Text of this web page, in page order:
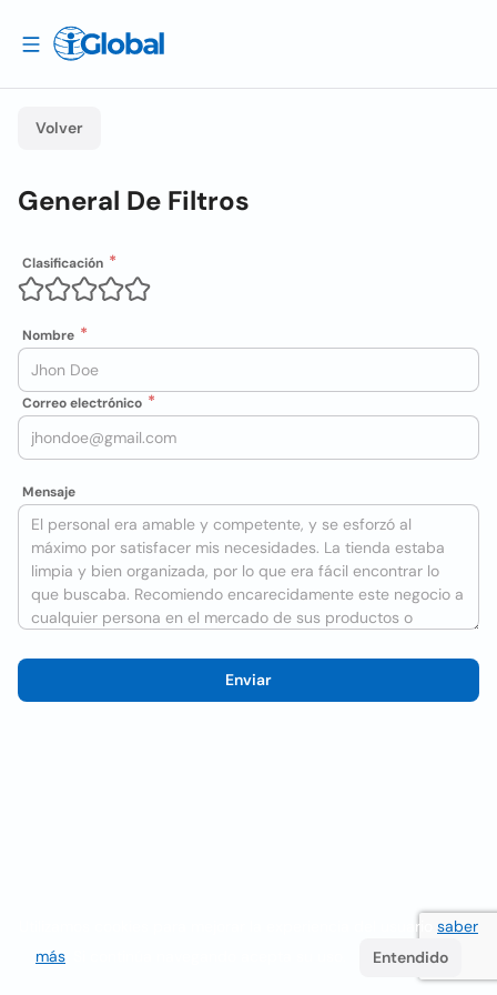
Volver
General De Filtros
Clasificación
Nombre
Correo electrónico
Mensaje
Enviar
Utilizamos cookies para mejorar la experiencia del usuario saber
más
Entendido